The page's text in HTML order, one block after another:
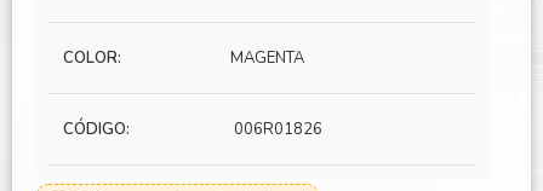
COLOR: MAGENTA
CÓDIGO: 006R01826